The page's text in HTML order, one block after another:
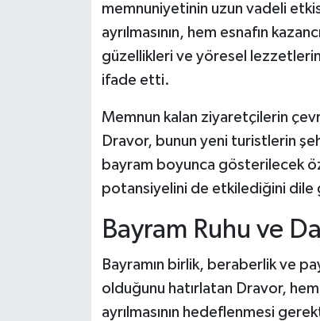
memnuniyetinin uzun vadeli
ayrılmasının, hem esnafın
güzellikleri ve yöresel
ifade etti.
Memnun kalan ziyaretçilerin
Dravor, bunun yeni turistlerin
bayram boyunca gösterilecek
potansiyelini de etkilediğini dile
Bayram Ruhu ve
Bayramın birlik, beraberlik ve
olduğunu hatırlatan Dravor,
ayrılmasının hedeflenmesi